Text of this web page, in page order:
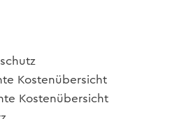
Kostenübersicht
Kostenübersicht